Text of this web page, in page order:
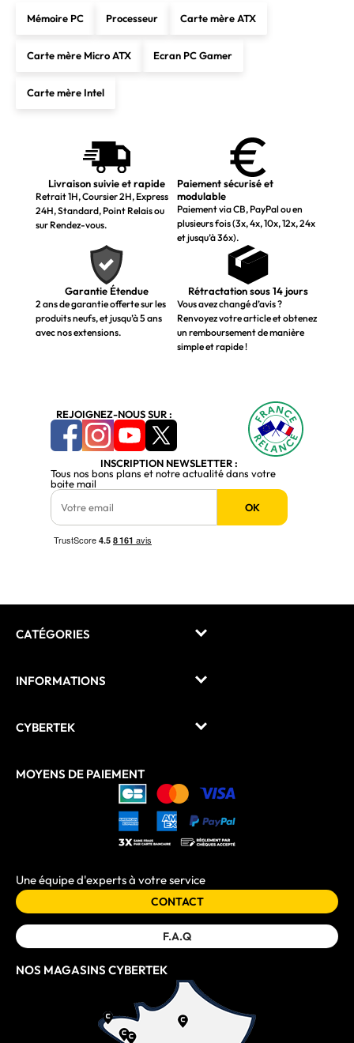
Mémoire PC Processeur Carte mère ATX
Carte mère Micro ATX Ecran PC Gamer
Carte mère Intel
Livraison suivie et rapide
Retrait 1H, Coursier 2H, Express
24H, Standard, Point Relais ou
sur Rendez-vous.
Paiement sécurisé et
modulable
Paiement via CB, PayPal ou en
plusieurs fois (3x, 4x, 10x, 12x, 24x
et jusqu’à 36x).
Garantie Étendue
2 ans de garantie offerte sur les
produits neufs, et jusqu’à 5 ans
avec nos extensions.
Rétractation sous 14 jours
Vous avez changé d’avis ?
Renvoyez votre article et obtenez
un remboursement de manière
simple et rapide !
REJOIGNEZ-NOUS SUR :
INSCRIPTION NEWSLETTER :
Tous nos bons plans et notre actualité dans votre
boite mail
OK
CATÉGORIES
INFORMATIONS
CYBERTEK
MOYENS DE PAIEMENT
Une équipe d'experts à votre service
CONTACT
F.A.Q
NOS MAGASINS CYBERTEK